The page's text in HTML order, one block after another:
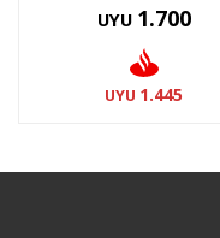
UYU 1.700
UYU 1.445